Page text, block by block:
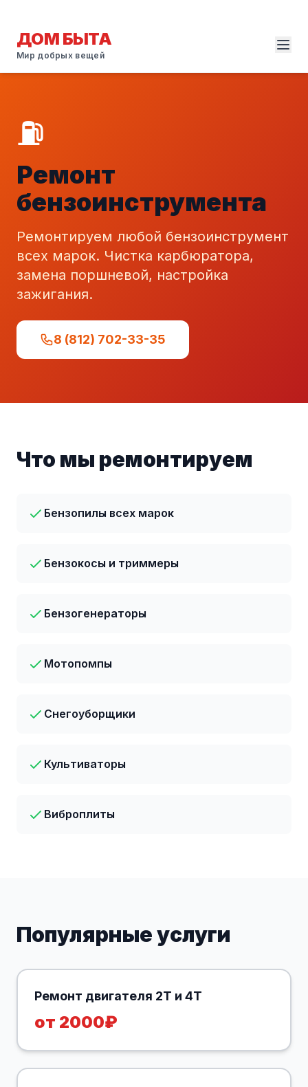
ДОМ БЫТА
Мир добрых вещей
⛽
Ремонт
бензоинструмента
Ремонтируем любой бензоинструмент
всех марок. Чистка карбюратора,
замена поршневой, настройка
зажигания.
8 (812) 702-33-35
Что мы ремонтируем
Бензопилы всех марок
Бензокосы и триммеры
Бензогенераторы
Мотопомпы
Снегоуборщики
Культиваторы
Виброплиты
Популярные услуги
Ремонт двигателя 2Т и 4Т
от 2000₽